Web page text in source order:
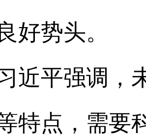
好势头。
平强调，未
特点，需要